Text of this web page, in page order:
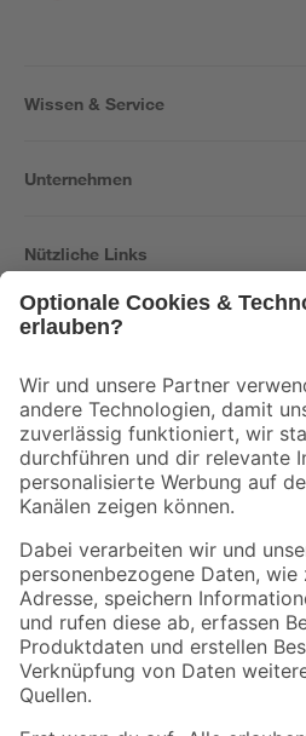
Wissen & Service
Unternehmen
Nützliche Links
Der toom Newsletter: Keine Angebote und
Zur Newsletter Anmeldung
Folge uns
Zahlungsarten
Sicher einkaufen